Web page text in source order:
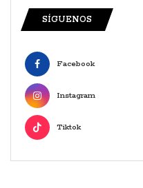
SÍGUENOS
Facebook
Instagram
Tiktok